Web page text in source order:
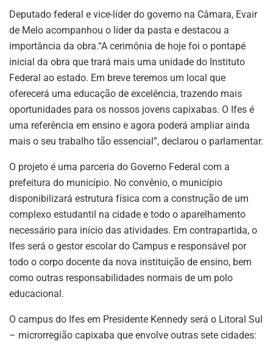
Deputado federal e vice-líder do governo na Câmara, Evair
de Melo acompanhou o líder da pasta e destacou a
importância da obra.“A cerimônia de hoje foi o pontapé
inicial da obra que trará mais uma unidade do Instituto
Federal ao estado. Em breve teremos um local que
oferecerá uma educação de excelência, trazendo mais
oportunidades para os nossos jovens capixabas. O Ifes é
uma referência em ensino e agora poderá ampliar ainda
mais o seu trabalho tão essencial”, declarou o parlamentar.
O projeto é uma parceria do Governo Federal com a
prefeitura do município. No convênio, o município
disponibilizará estrutura física com a construção de um
complexo estudantil na cidade e todo o aparelhamento
necessário para início das atividades. Em contrapartida, o
Ifes será o gestor escolar do Campus e responsável por
todo o corpo docente da nova instituição de ensino, bem
como outras responsabilidades normais de um polo
educacional.
O campus do Ifes em Presidente Kennedy será o Litoral Sul
– microrregião capixaba que envolve outras sete cidades: